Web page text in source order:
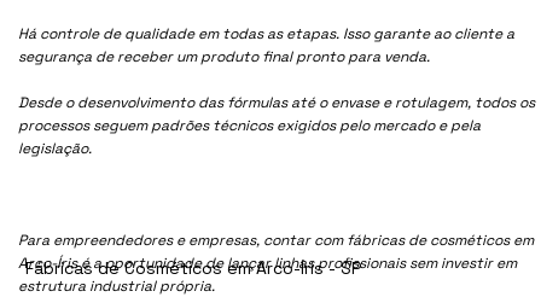
Há controle de qualidade em todas as etapas. Isso garante ao cliente a
segurança de receber um produto final pronto para venda.
Desde o desenvolvimento das fórmulas até o envase e rotulagem, todos os
processos seguem padrões técnicos exigidos pelo mercado e pela
legislação.
Para empreendedores e empresas, contar com fábricas de cosméticos em
Arco-Íris é a oportunidade de lançar linhas profissionais sem investir em
estrutura industrial própria.
Fábricas de Cosméticos em Arco-Íris - SP